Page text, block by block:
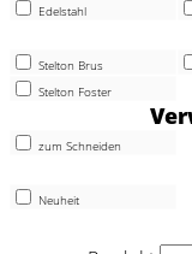
Edelstahl
Stelton Brus
Stelton Foster
zum Schneiden
Neuheit